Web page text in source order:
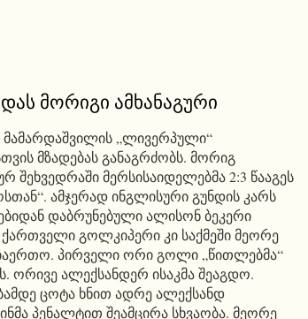
მორიგი ამხანაგური
„ლივერპული“
მზადებას განაგრძობს. მორიგ
შეხვედრაში მერსისაიდელებმა 2:3 წააგეს
ამჯერად ინგლისური გუნდის კარს
დაბრუნებული ალისონ ბეკერი
ქართველი გოლკიპერი კი საქმეში მეორე
პირველი ორი გოლი „წითლებმა“
ორივე ალექსანდერ ისაკმა შეაგდო.
ცოტა ხნით ადრე ალექსანდ
პენალტით შეამცირა სხვაობა. მეორე